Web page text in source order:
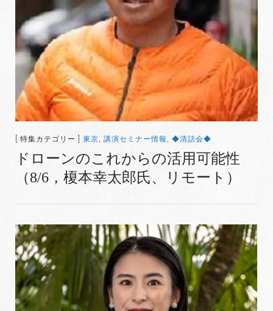
[ 特集カテゴリー ] 東京, 講演セミナー情報 , ◆清話会◆
ドローンのこれからの活用可能性
（8/6，榎本幸太郎氏、リモート）